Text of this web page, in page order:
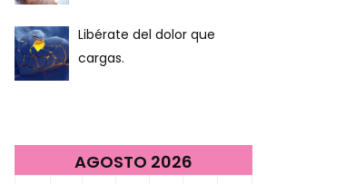
Libérate del dolor que
cargas.
AGOSTO 2026